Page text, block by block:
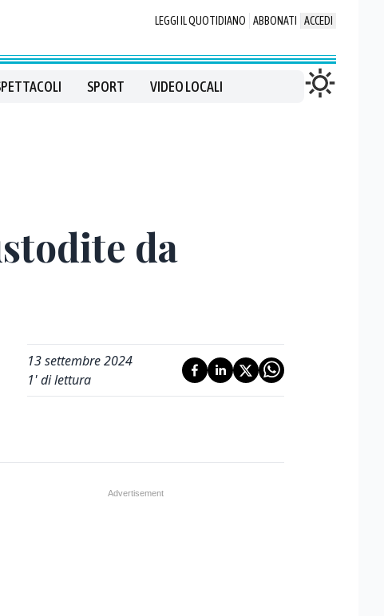
LEGGI IL QUOTIDIANO ABBONATI ACCEDI
SPORT VIDEO LOCALI
da
13 settembre 2024
1' di lettura